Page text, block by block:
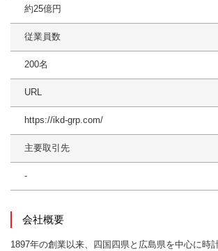
約25億円
従業員数
200名
URL
https://ikd-grp.com/
主要取引先
-
会社概要
1897年の創業以来、四国四県と広島県を中心に時